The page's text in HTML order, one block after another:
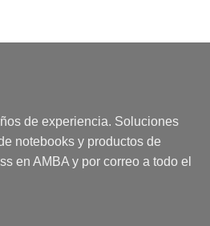
de experiencia. Soluciones
notebooks y productos de
en AMBA y por correo a todo el